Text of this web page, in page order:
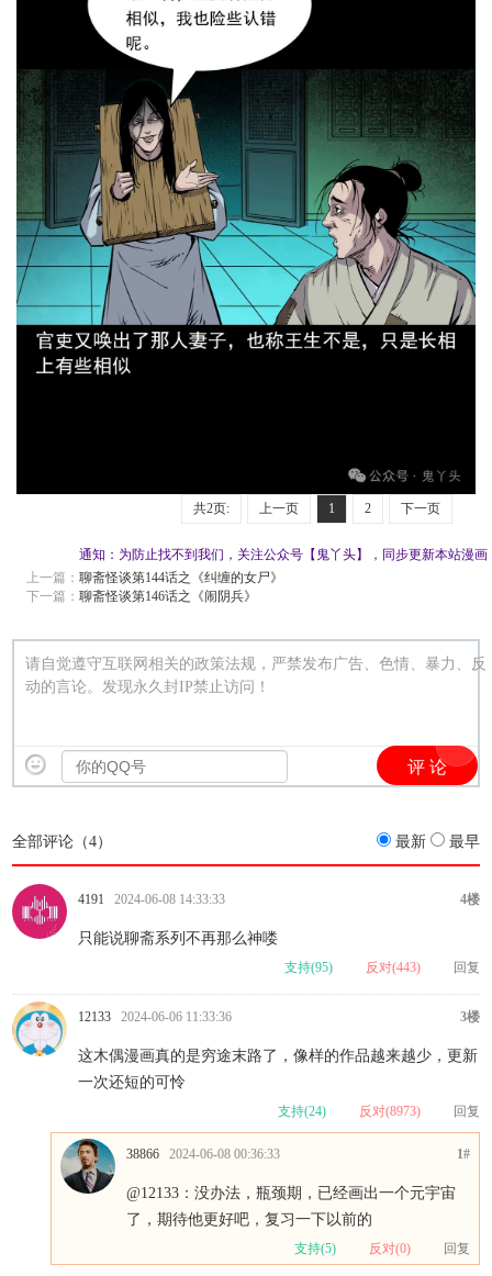
共2页: 上一页 1 2 下一页
通知：为防止找不到我们，关注公众号【鬼丫头】，同步更新本站漫画
上一篇： 聊斋怪谈第144话之《纠缠的女尸》
下一篇： 聊斋怪谈第146话之《闹阴兵》
请自觉遵守互联网相关的政策法规，严禁发布广告、色情、暴力、反
动的言论。发现永久封IP禁止访问！
全部评论（4） 最新 最早
4楼
4191 2024-06-08 14:33:33
只能说聊斋系列不再那么神喽
支持(95) 反对(443) 回复
3楼
12133 2024-06-06 11:33:36
这木偶漫画真的是穷途末路了，像样的作品越来越少，更新
一次还短的可怜
支持(24) 反对(8973) 回复
1#
38866 2024-06-08 00:36:33
@12133 ：没办法，瓶颈期，已经画出一个元宇宙
了，期待他更好吧，复习一下以前的
支持(5) 反对(0) 回复